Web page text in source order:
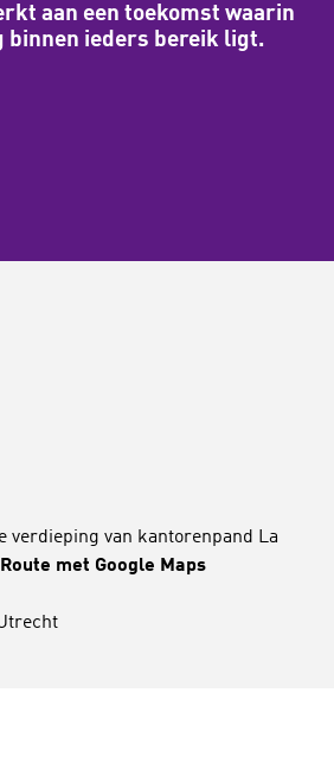
verdieping van kantorenpand La
Route met Google Maps
aan een toekomst waarin
binnen ieders bereik ligt.